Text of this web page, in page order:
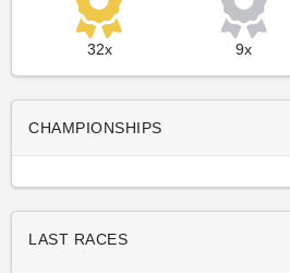
32x 9x
CHAMPIONSHIPS
LAST RACES